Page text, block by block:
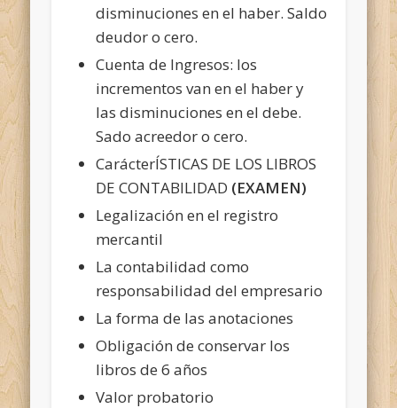
disminuciones en el haber. Saldo
deudor o cero.
Cuenta de Ingresos: los
incrementos van en el haber y
las disminuciones en el debe.
Sado acreedor o cero.
CarácterÍSTICAS DE LOS LIBROS
DE CONTABILIDAD (EXAMEN)
Legalización en el registro
mercantil
La contabilidad como
responsabilidad del empresario
La forma de las anotaciones
Obligación de conservar los
libros de 6 años
Valor probatorio